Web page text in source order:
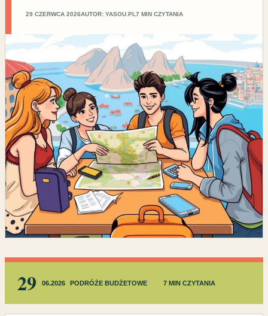
29 CZERWCA 2026AUTOR: YASOU.PL 7 MIN CZYTANIA
29 06.2026 PODRÓŻE BUDŻETOWE 7 MIN CZYTANIA